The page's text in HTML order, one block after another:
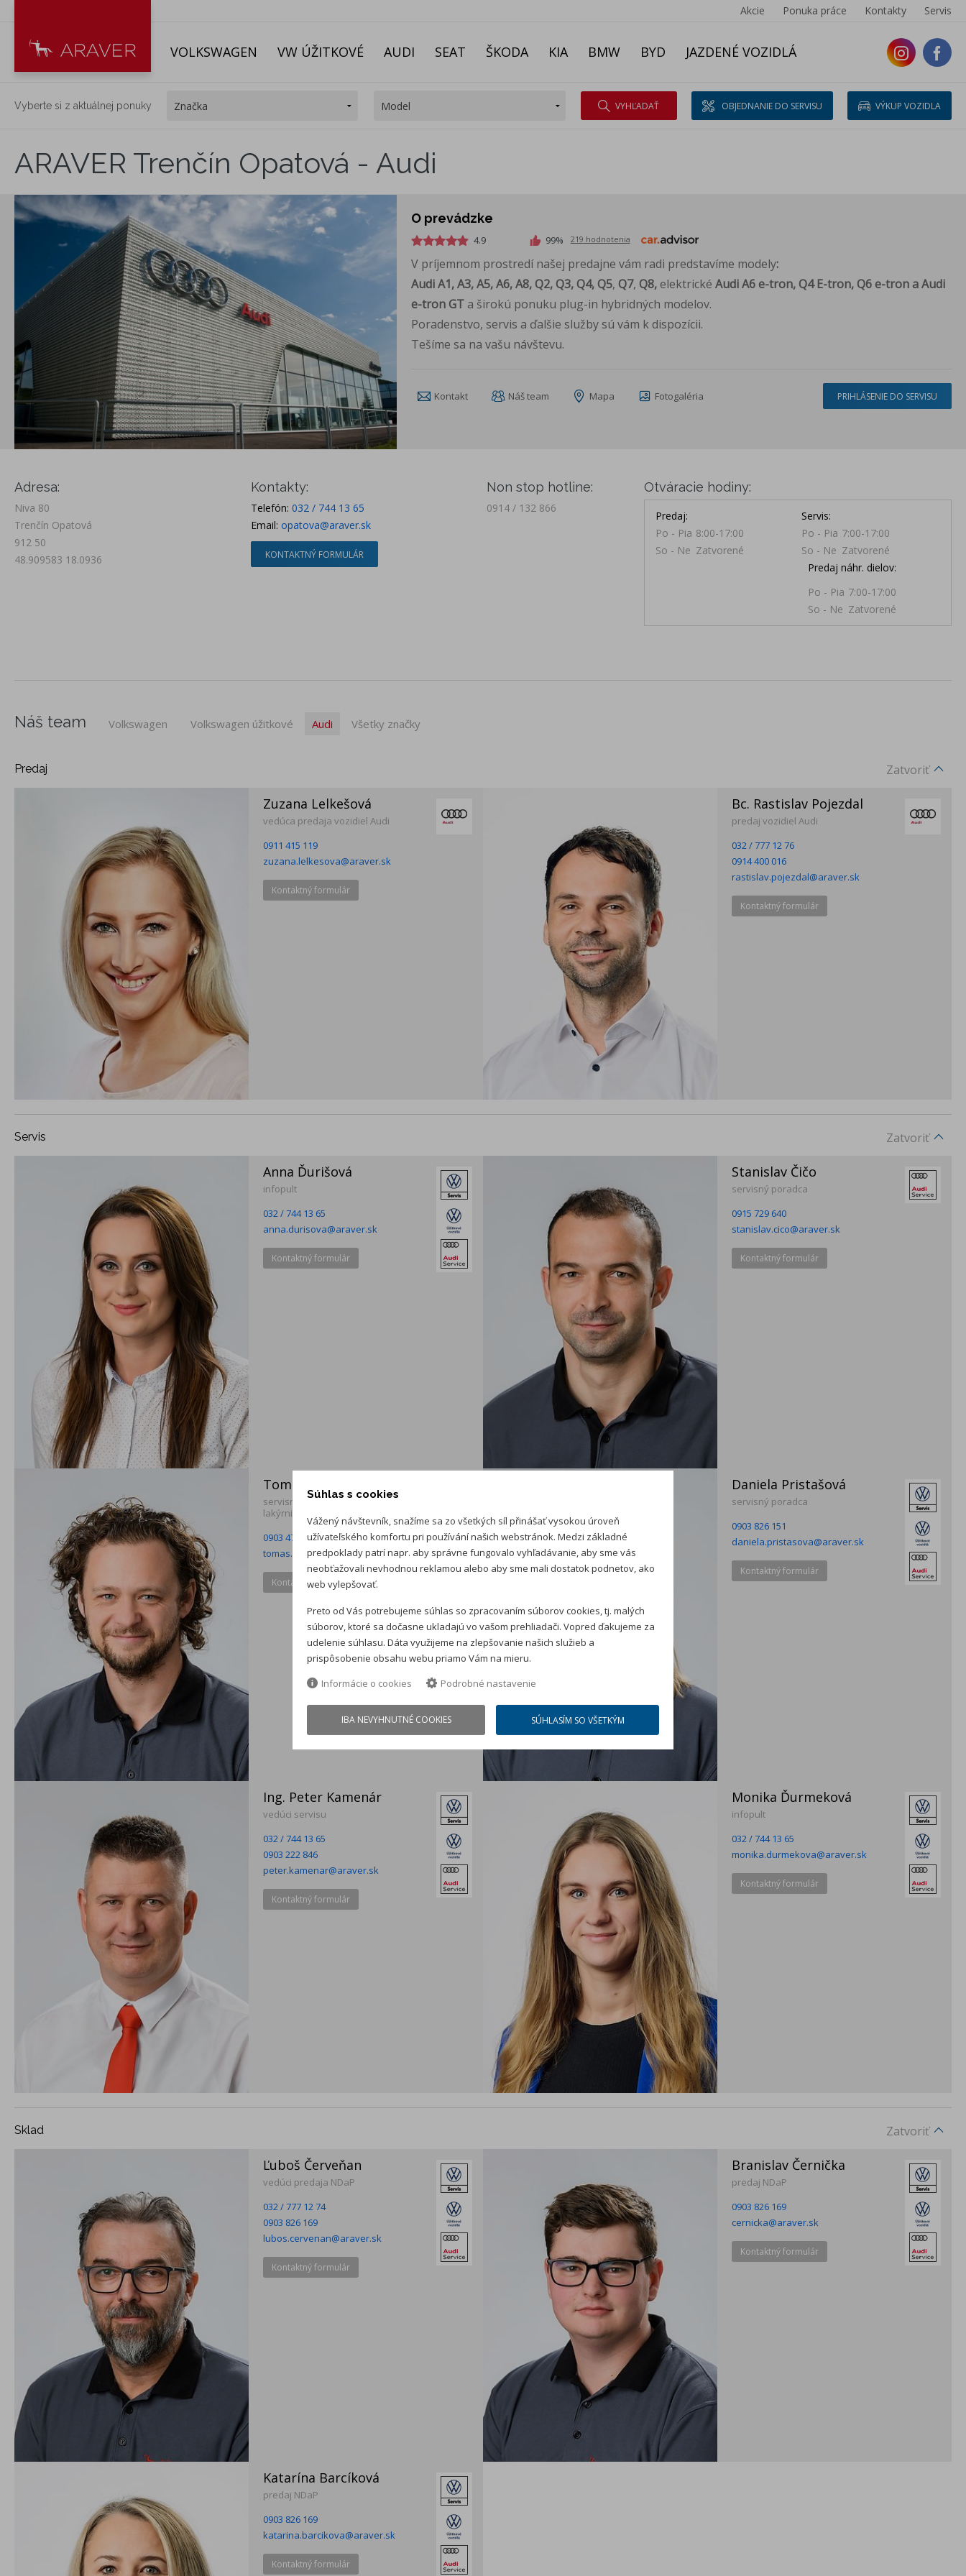
Akcie Ponuka práce Kontakty Servis
VOLKSWAGEN VW ÚŽITKOVÉ AUDI SEAT ŠKODA KIA BMW BYD JAZDENÉ VOZIDLÁ
Vyberte si z aktuálnej ponuky VYHĽADAŤ OBJEDNANIE DO SERVISU VÝKUP VOZIDLA
ARAVER Trenčín Opatová - Audi
O prevádzke
4.9 99% 219 hodnotenia
V príjemnom prostredí našej predajne vám radi predstavíme modely:
Audi A1, A3, A5, A6, A8, Q2, Q3, Q4, Q5, Q7, Q8,elektrické Audi A6 e-tron, Q4 E-tron, Q6 e-tron a Audi
e-tron GT a širokú ponuku plug-in hybridných modelov.
Poradenstvo, servis a ďalšie služby sú vám k dispozícii.
Tešíme sa na vašu návštevu.
Kontakt Náš team Mapa Fotogaléria PRIHLÁSENIE DO SERVISU
Adresa:
Niva 80
Trenčín Opatová
912 50
48.909583 18.0936
Kontakty:
Telefón: 032 / 744 13 65
Email: opatova@araver.sk
KONTAKTNÝ FORMULÁR
Non stop hotline:
0914 / 132 866
Otváracie hodiny:
Predaj:
Po - Pia 8:00-17:00
So - Ne Zatvorené
Servis:
Po - Pia 7:00-17:00
So - Ne Zatvorené
Predaj náhr. dielov:
Po - Pia 7:00-17:00
So - Ne Zatvorené
Náš team Volkswagen Volkswagen úžitkové Audi Všetky značky
Zatvoriť
Predaj
Zuzana Lelkešová
vedúca predaja vozidiel Audi
0911 415 119
zuzana.lelkesova@araver.sk
Kontaktný formulár
Bc. Rastislav Pojezdal
predaj vozidiel Audi
032 / 777 12 76
0914 400 016
rastislav.pojezdal@araver.sk
Kontaktný formulár
Zatvoriť
Servis
Anna Ďurišová
infopult
032 / 744 13 65
anna.durisova@araver.sk
Kontaktný formulár
Stanislav Čičo
servisný poradca
0915 729 640
stanislav.cico@araver.sk
Kontaktný formulár
Tomáš Piliš
servisný poradca - klampiarske a
lakýrnicke práce
0903 471 499
tomas.pilis@araver.sk
Kontaktný formulár
Daniela Pristašová
servisný poradca
0903 826 151
daniela.pristasova@araver.sk
Kontaktný formulár
Ing. Peter Kamenár
vedúci servisu
032 / 744 13 65
0903 222 846
peter.kamenar@araver.sk
Kontaktný formulár
Monika Ďurmeková
infopult
032 / 744 13 65
monika.durmekova@araver.sk
Kontaktný formulár
Zatvoriť
Sklad
Ľuboš Červeňan
vedúci predaja NDaP
032 / 777 12 74
0903 826 169
lubos.cervenan@araver.sk
Kontaktný formulár
Branislav Černička
predaj NDaP
0903 826 169
cernicka@araver.sk
Kontaktný formulár
Katarína Barcíková
predaj NDaP
0903 826 169
katarina.barcikova@araver.sk
Kontaktný formulár
Súhlas s cookies
Vážený návštevník, snažíme sa zo všetkých síl přinášať vysokou úroveň
užívateľského komfortu pri používání našich webstránok. Medzi základné
predpoklady patrí napr. aby správne fungovalo vyhľadávanie, aby sme vás
neobťažovali nevhodnou reklamou alebo aby sme mali dostatok podnetov, ako
web vylepšovať.
Preto od Vás potrebujeme súhlas so zpracovaním súborov cookies, tj. malých
súborov, ktoré sa dočasne ukladajú vo vašom prehliadači. Vopred ďakujeme za
udelenie súhlasu. Dáta využijeme na zlepšovanie našich služieb a
prispôsobenie obsahu webu priamo Vám na mieru.
Informácie o cookies
Podrobné nastavenie
IBA NEVYHNUTNÉ COOKIES SÚHLASÍM SO VŠETKÝM